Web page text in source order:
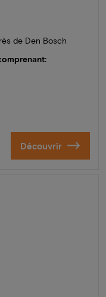
de Den Bosch
Découvrir